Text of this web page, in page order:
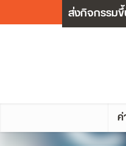
ส่งกิจกรรม